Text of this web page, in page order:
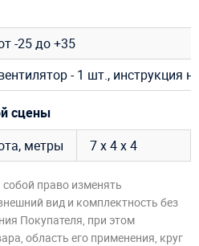
-25 до +35
- 1 шт., инструкция
сцены
метры
7 х 4 х 4
право изменять
вид и комплектность без
Покупателя, при этом
область его применения, круг